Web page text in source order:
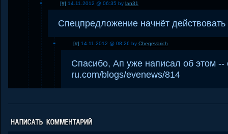
[#] 14.11.2012 @ 06:35 by lan31
Спецпредложение начнёт действовать
[#] 14.11.2012 @ 08:26 by Chegevarich
Спасибо, Ап уже написал об этом --
ru.com/blogs/evenews/814